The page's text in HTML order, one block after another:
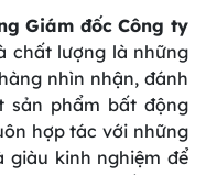
Giám đốc Công ty
chất lượng là những
nhìn nhận, đánh
sản phẩm bất động
hợp tác với những
giàu kinh nghiệm để